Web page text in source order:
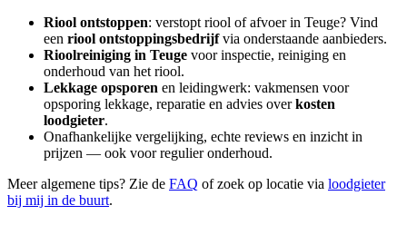
Riool ontstoppen: verstopt riool of afvoer in Teuge? Vind
een riool ontstoppingsbedrijfvia onderstaande aanbieders.
Rioolreiniging in Teuge voor inspectie, reiniging en
onderhoud van het riool.
Lekkage opsporen en leidingwerk: vakmensen voor
opsporing lekkage, reparatie en advies overkosten
loodgieter.
Onafhankelijke vergelijking, echte reviews en inzicht in
prijzen — ook voor regulier onderhoud.
Meer algemene tips? Zie de FAQ of zoek op locatie via loodgieter
bij mij in de buurt.